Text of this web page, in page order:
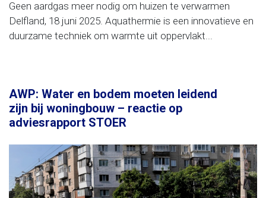
Geen aardgas meer nodig om huizen te verwarmen
Delfland, 18 juni 2025. Aquathermie is een innovatieve en
duurzame techniek om warmte uit oppervlakt...
AWP: Water en bodem moeten leidend
zijn bij woningbouw – reactie op
adviesrapport STOER